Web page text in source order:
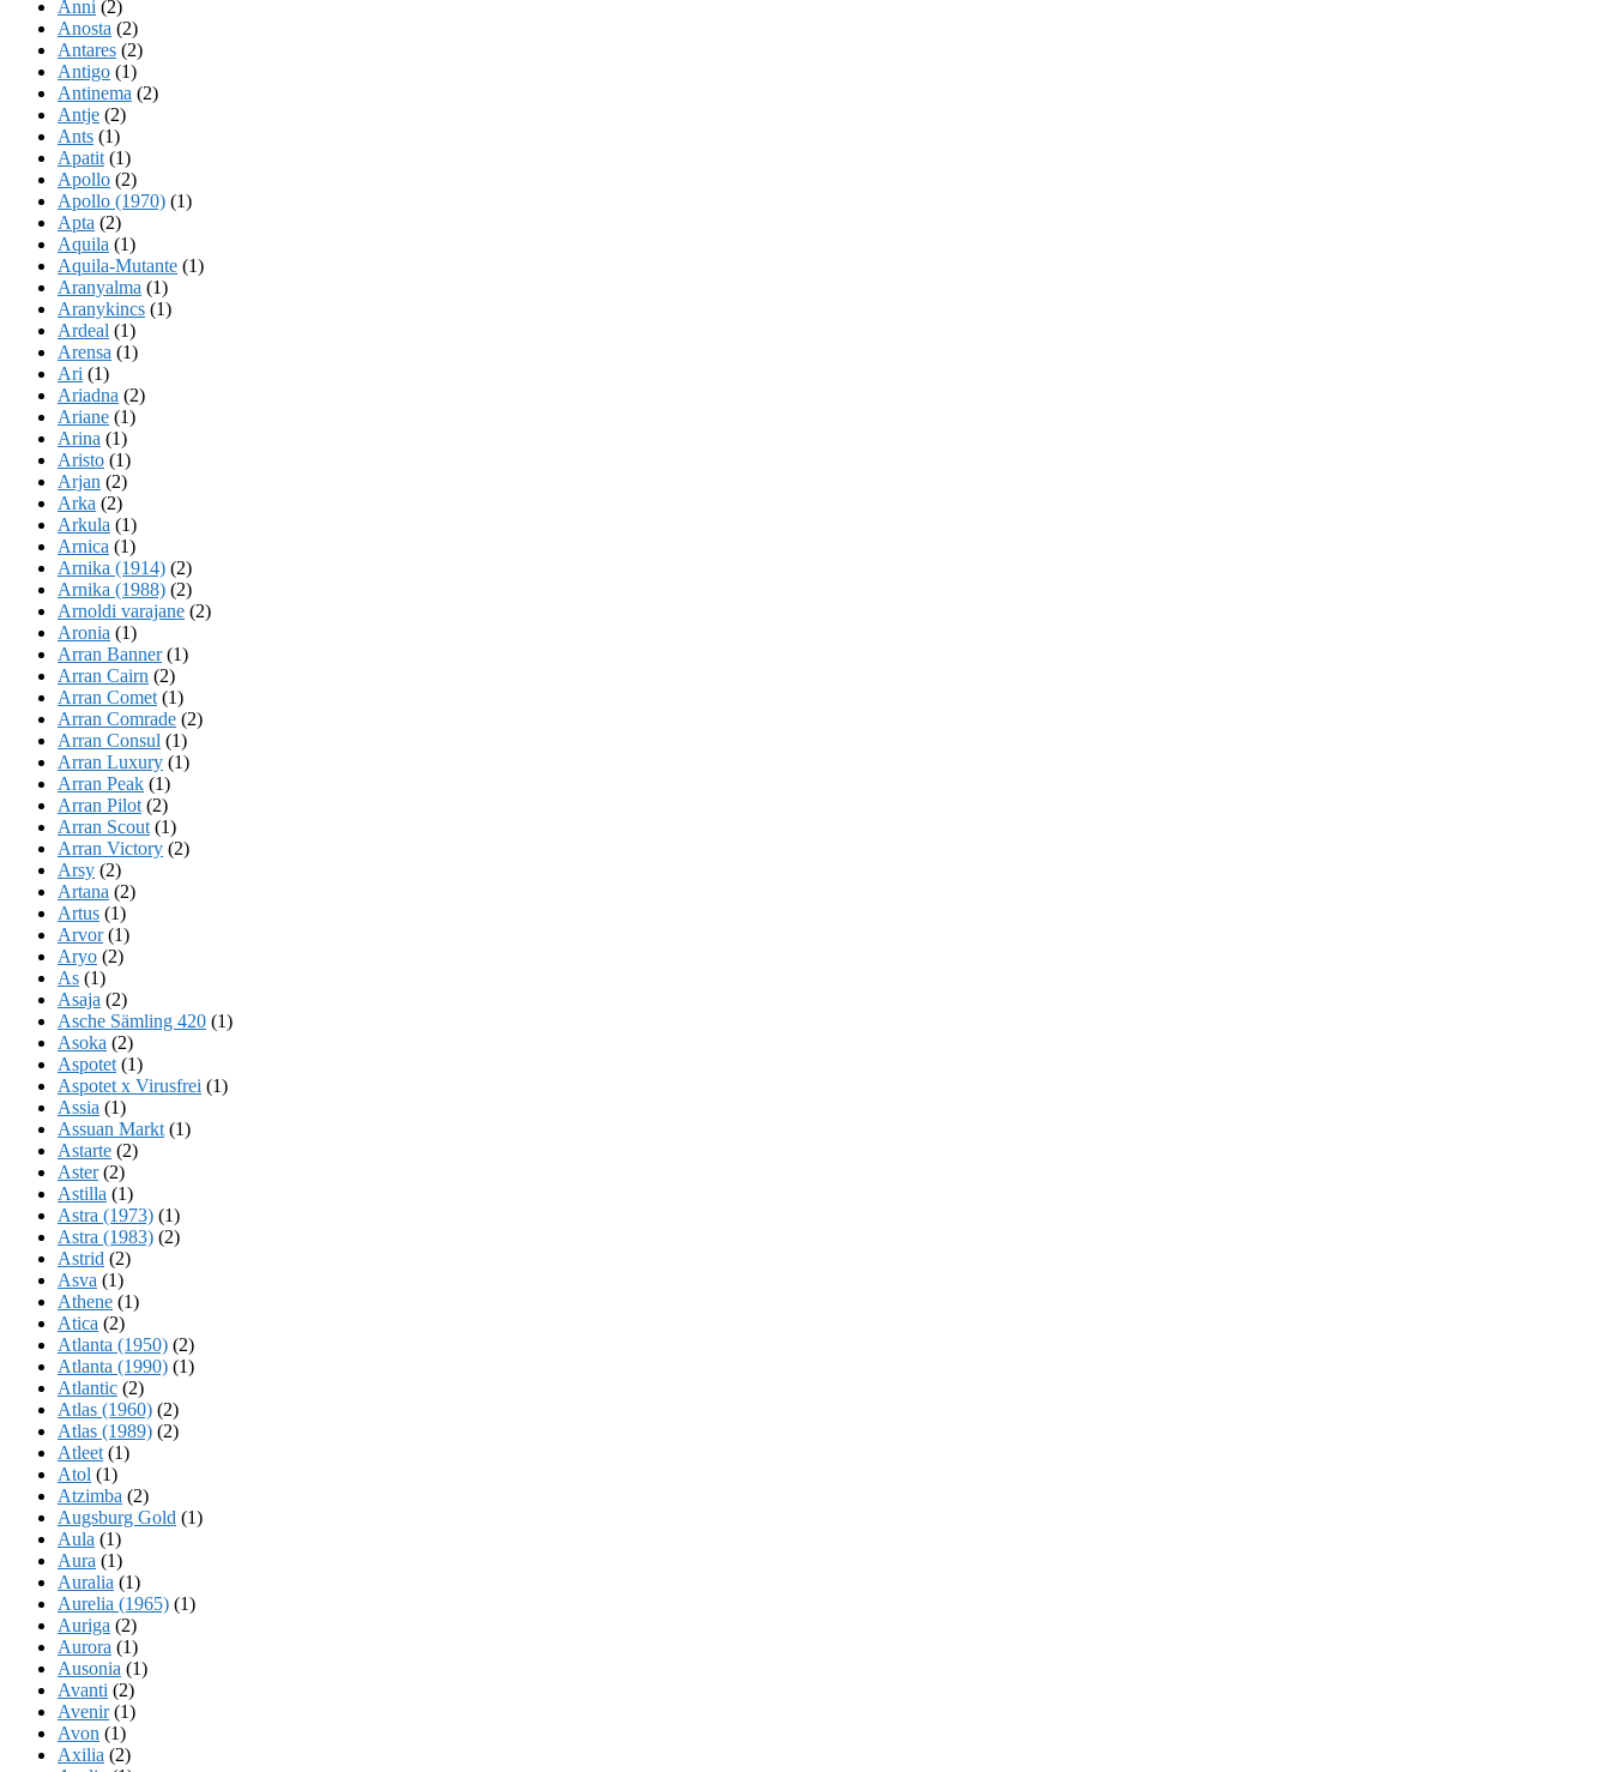
Anni (2)
Anosta (2)
Antares (2)
Antigo (1)
Antinema (2)
Antje (2)
Ants (1)
Apatit (1)
Apollo (2)
Apollo (1970) (1)
Apta (2)
Aquila (1)
Aquila-Mutante (1)
Aranyalma (1)
Aranykincs (1)
Ardeal (1)
Arensa (1)
Ari (1)
Ariadna (2)
Ariane (1)
Arina (1)
Aristo (1)
Arjan (2)
Arka (2)
Arkula (1)
Arnica (1)
Arnika (1914) (2)
Arnika (1988) (2)
Arnoldi varajane (2)
Aronia (1)
Arran Banner(1)
Arran Cairn (2)
Arran Comet (1)
Arran Comrade (2)
Arran Consul (1)
Arran Luxury (1)
Arran Peak (1)
Arran Pilot (2)
Arran Scout (1)
Arran Victory (2)
Arsy (2)
Artana (2)
Artus (1)
Arvor(1)
Aryo (2)
As (1)
Asaja (2)
Asche Sämling 420 (1)
Asoka (2)
Aspotet (1)
Aspotet x Virusfrei (1)
Assia (1)
Assuan Markt (1)
Astarte (2)
Aster(2)
Astilla (1)
Astra (1973) (1)
Astra (1983) (2)
Astrid (2)
Asva (1)
Athene (1)
Atica (2)
Atlanta (1950) (2)
Atlanta (1990) (1)
Atlantic (2)
Atlas (1960) (2)
Atlas (1989) (2)
Atleet (1)
Atol (1)
Atzimba (2)
Augsburg Gold (1)
Aula (1)
Aura (1)
Auralia (1)
Aurelia (1965) (1)
Auriga (2)
Aurora (1)
Ausonia (1)
Avanti (2)
Avenir(1)
Avon (1)
Axilia (2)